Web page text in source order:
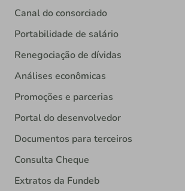
Canal do consorciado
Portabilidade de salário
Renegociação de dívidas
Análises econômicas
Promoções e parcerias
Portal do desenvolvedor
Documentos para terceiros
Consulta Cheque
Extratos da Fundeb